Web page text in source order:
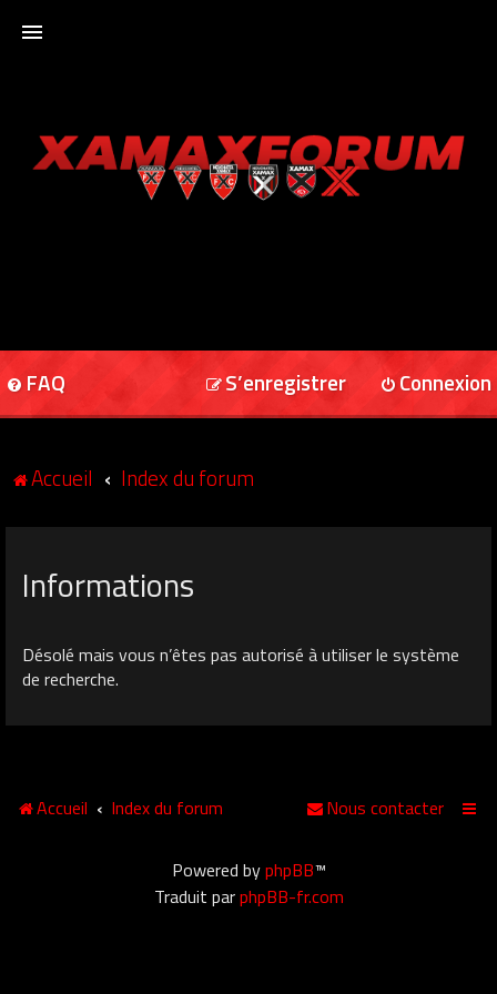
XAMAXFORUM
FAQ Connexion
S’enregistrer
Accueil Index du forum
Informations
Désolé mais vous n’êtes pas autorisé à utiliser le système
de recherche.
Accueil Index du forum Nous contacter
Powered byphpBB™
Traduit parphpBB-fr.com